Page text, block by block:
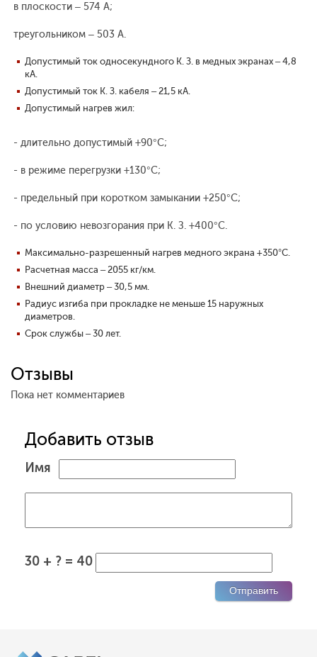
в плоскости – 574 А;
треугольником – 503 А.
Допустимый ток односекундного К. З. в медных экранах – 4,8
кА.
Допустимый ток К. З. кабеля – 21,5 кА.
Допустимый нагрев жил:
- длительно допустимый +90°С;
- в режиме перегрузки +130°С;
- предельный при коротком замыкании +250°С;
- по условию невозгорания при К. З. +400°С.
Максимально-разрешенный нагрев медного экрана +350°С.
Расчетная масса – 2055 кг/км.
Внешний диаметр – 30,5 мм.
Радиус изгиба при прокладке не меньше 15 наружных
диаметров.
Срок службы – 30 лет.
Отзывы
Пока нет комментариев
Добавить отзыв
Имя
30 + ? = 40